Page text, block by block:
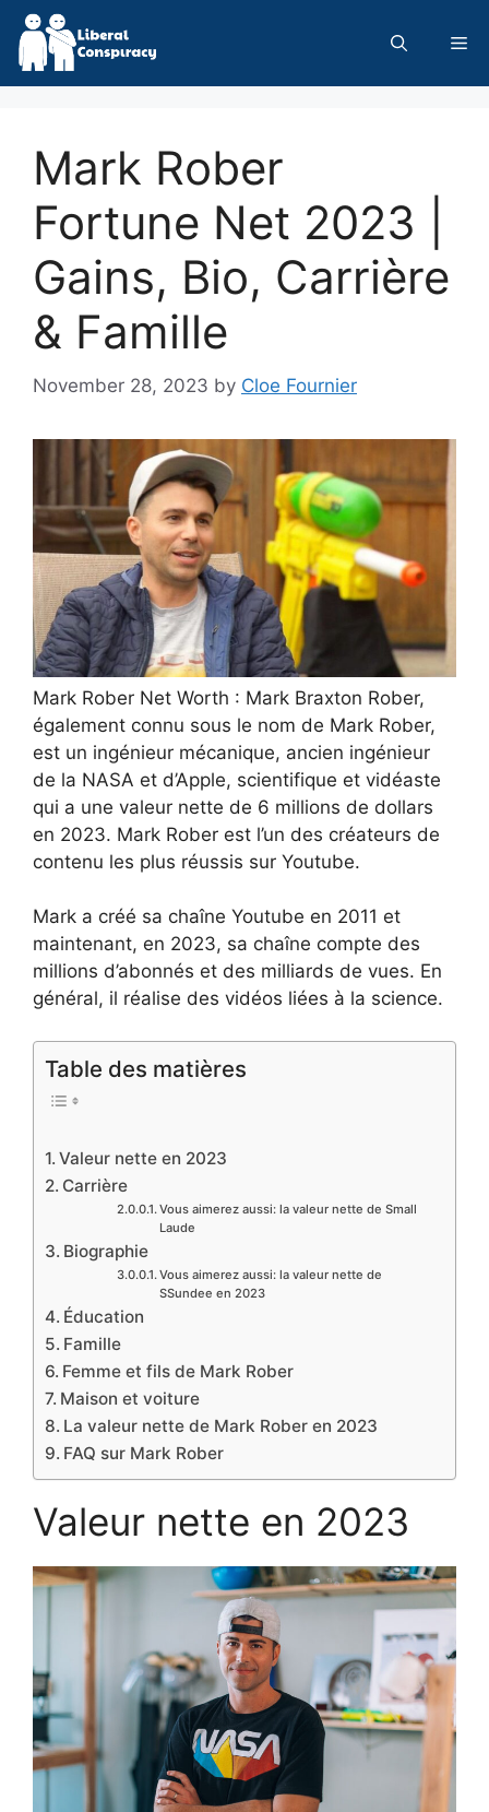
Skip
content
Mark Rober
Fortune Net 2023 |
Gains, Bio, Carrière
& Famille
November 28, 2023 by Cloe Fournier
Mark Rober Net Worth : Mark Braxton Rober,
également connu sous le nom de Mark Rober,
est un ingénieur mécanique, ancien ingénieur
de la NASA et d’Apple, scientifique et vidéaste
qui a une valeur nette de 6 millions de dollars
en 2023. Mark Rober est l’un des créateurs de
contenu les plus réussis sur Youtube.
Mark a créé sa chaîne Youtube en 2011 et
maintenant, en 2023, sa chaîne compte des
millions d’abonnés et des milliards de vues. En
général, il réalise des vidéos liées à la science.
Table des matières
Valeur nette en 2023
Carrière
Vous aimerez aussi: la valeur nette de Small
Laude
Biographie
Vous aimerez aussi: la valeur nette de
SSundee en 2023
Éducation
Famille
Femme et fils de Mark Rober
Maison et voiture
La valeur nette de Mark Rober en 2023
FAQ sur Mark Rober
Valeur nette en 2023